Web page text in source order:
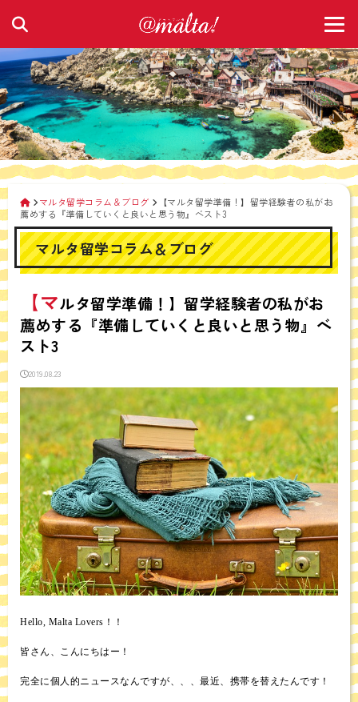
マルタ留学コラム＆ブログ
【マルタ留学準備！】留学経験者の私がお
薦めする『準備していくと良いと思う物』ベスト3
マルタ留学コラム＆ブログ
【マルタ留学準備！】留学経験者の私がお
薦めする『準備していくと良いと思う物』ベ
スト3
2019.08.23
Hello, Malta Lovers！！
皆さん、こんにちはー！
完全に個人的ニュースなんですが、、、最近、携帯を替えたんです！